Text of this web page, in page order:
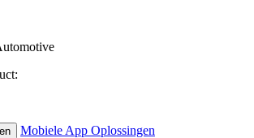
Mobiele App Oplossingen